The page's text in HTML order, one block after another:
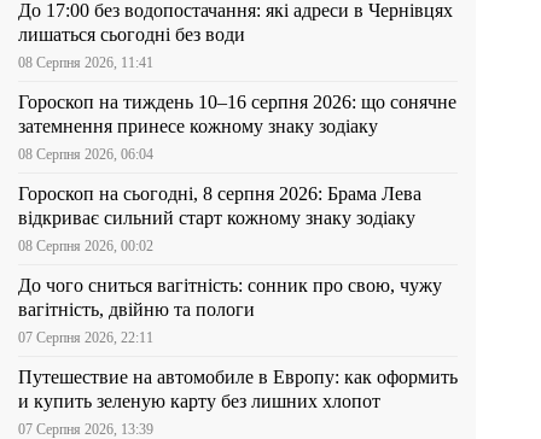
До 17:00 без водопостачання: які адреси в Чернівцях
лишаться сьогодні без води
08 Серпня 2026, 11:41
Гороскоп на тиждень 10–16 серпня 2026: що сонячне
затемнення принесе кожному знаку зодіаку
08 Серпня 2026, 06:04
Гороскоп на сьогодні, 8 серпня 2026: Брама Лева
відкриває сильний старт кожному знаку зодіаку
08 Серпня 2026, 00:02
До чого сниться вагітність: сонник про свою, чужу
вагітність, двійню та пологи
07 Серпня 2026, 22:11
Путешествие на автомобиле в Европу: как оформить
и купить зеленую карту без лишних хлопот
07 Серпня 2026, 13:39